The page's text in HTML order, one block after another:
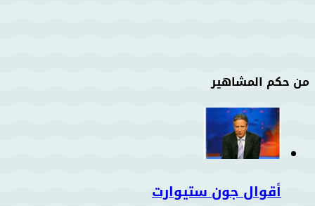
من حكم المشاهير
أقوال جون ستيوارت